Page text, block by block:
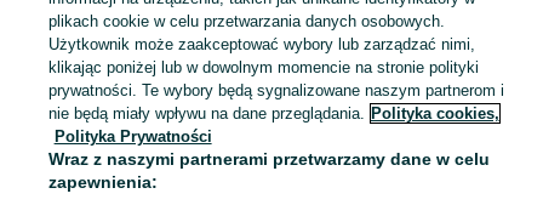
Sprzedaż więźb i podbitek dachowych Wielkopolskie ▶️ Szeroki wybór produktów ✅ Nowe i używane w atrakcyjnych cenach ✌ Sprawdź oferty i kupuj na OLX.pl!
Mapa kategorii
Mapa miejscowości
Mapa ministron
Popularne wyszukiwania
plikach cookie w celu przetwarzania danych osobowych.
Użytkownik może zaakceptować wybory lub zarządzać nimi,
klikając poniżej lub w dowolnym momencie na stronie polityki
prywatności. Te wybory będą sygnalizowane naszym partnerom i
nie będą miały wpływu na dane przeglądania. Polityka cookies,
Polityka Prywatności
Wraz z naszymi partnerami przetwarzamy dane w celu
zapewnienia: